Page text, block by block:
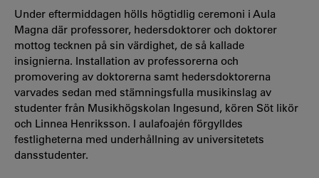
Under eftermiddagen hölls högtidlig ceremoni i Aula
Magna där professorer, hedersdoktorer och doktorer
mottog tecknen på sin värdighet, de så kallade
insignierna. Installation av professorerna och
promovering av doktorerna samt hedersdoktorerna
varvades sedan med stämningsfulla musikinslag av
studenter från Musikhögskolan Ingesund, kören Söt likör
och Linnea Henriksson. I aulafoajén förgylldes
festligheterna med underhållning av universitetets
dansstudenter.